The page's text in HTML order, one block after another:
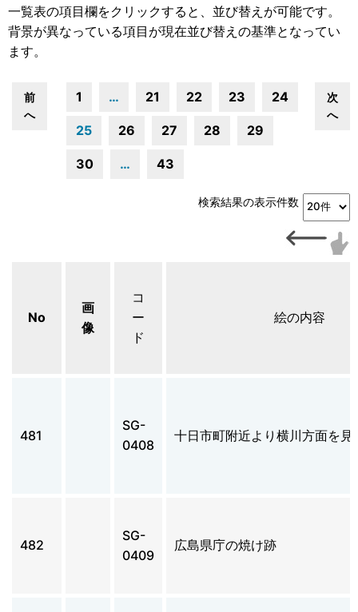
一覧表の項目欄をクリックすると、並び替えが可能です。
背景が異なっている項目が現在並び替えの基準となってい
ます。
前
へ
1 … 21 22 23 24
25 26 27 28 29
30 … 43
次
へ
検索結果の表示件数
No
画
像
コ
ー
ド
絵の内容
481
SG-
0408
十日市町附近より横川方面を見
482
SG-
0409
広島県庁の焼け跡